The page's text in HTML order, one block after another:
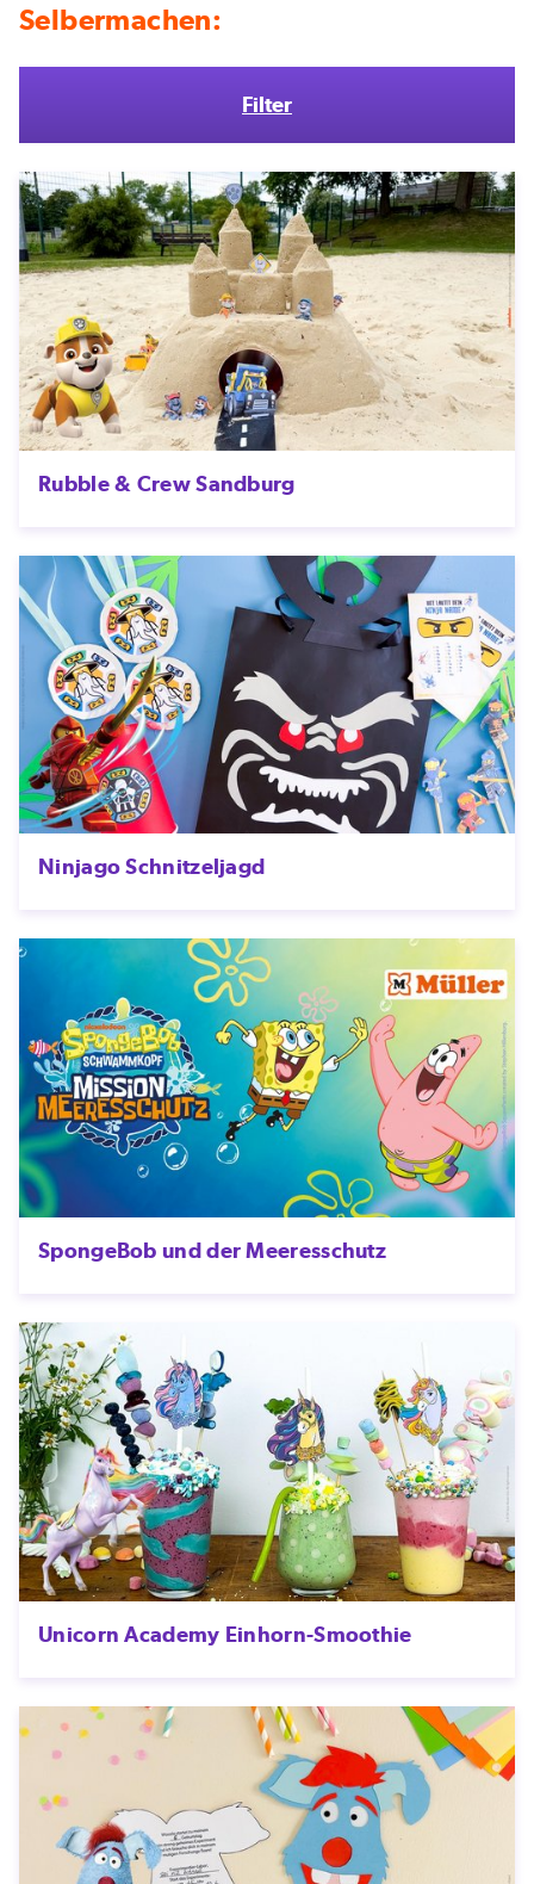
Selbermachen:
Filter
Rubble & Crew Sandburg
Ninjago Schnitzeljagd
SpongeBob und der Meeresschutz
Unicorn Academy Einhorn-Smoothie